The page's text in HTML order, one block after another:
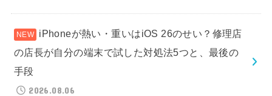
iPhoneが熱い・重いはiOS 26のせい？修理店
の店長が自分の端末で試した対処法5つと、最後の
手段
2026.08.06